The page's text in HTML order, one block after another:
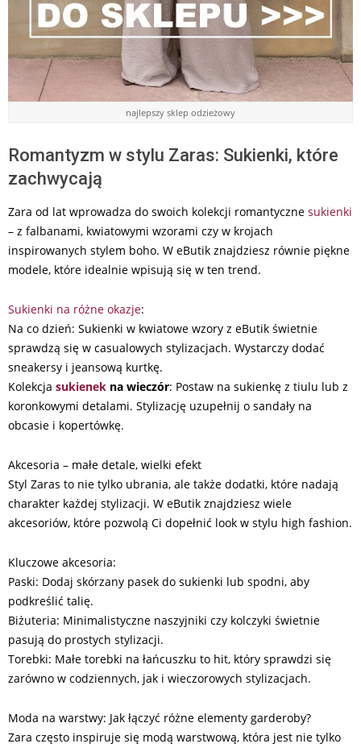
najlepszy sklep odzieżowy
Romantyzm w stylu Zaras: Sukienki, które
zachwycają
Zara od lat wprowadza do swoich kolekcji romantyczne sukienki
– z falbanami, kwiatowymi wzorami czy w krojach
inspirowanych stylem boho. W eButik znajdziesz równie piękne
modele, które idealnie wpisują się w ten trend.
Sukienki na różne okazje:
Na co dzień: Sukienki w kwiatowe wzory z eButik świetnie
sprawdzą się w casualowych stylizacjach. Wystarczy dodać
sneakersy i jeansową kurtkę.
Kolekcja sukienek na wieczór: Postaw na sukienkę z tiulu lub z
koronkowymi detalami. Stylizację uzupełnij o sandały na
obcasie i kopertówkę.
Akcesoria – małe detale, wielki efekt
Styl Zaras to nie tylko ubrania, ale także dodatki, które nadają
charakter każdej stylizacji. W eButik znajdziesz wiele
akcesoriów, które pozwolą Ci dopełnić look w stylu high fashion.
Kluczowe akcesoria:
Paski: Dodaj skórzany pasek do sukienki lub spodni, aby
podkreślić talię.
Biżuteria: Minimalistyczne naszyjniki czy kolczyki świetnie
pasują do prostych stylizacji.
Torebki: Małe torebki na łańcuszku to hit, który sprawdzi się
zarówno w codziennych, jak i wieczorowych stylizacjach.
Moda na warstwy: Jak łączyć różne elementy garderoby?
Zara często inspiruje się modą warstwową, która jest nie tylko